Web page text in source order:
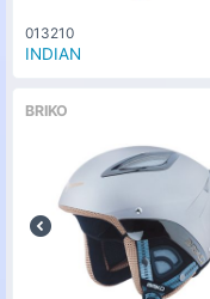
013210
INDIAN
BRIKO